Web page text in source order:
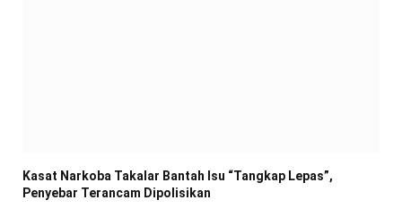
Kasat Narkoba Takalar Bantah Isu “Tangkap Lepas”,
Penyebar Terancam Dipolisikan